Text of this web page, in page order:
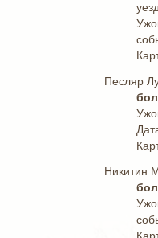
Песляр
Никитин